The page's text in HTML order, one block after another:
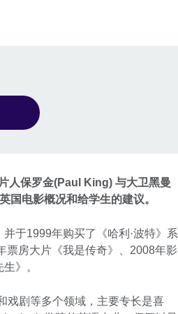
人保罗金(Paul King) 与大卫黑曼
国电影概况和给学生的建议。
于1999年购买了《哈利·波特》系
票房大片《我是传奇》、2008年影
》。
戏剧等多个领域，主要专长是喜